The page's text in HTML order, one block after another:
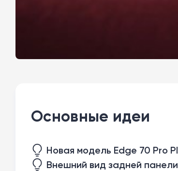
Основные идеи
Новая модель Edge 70 Pro
Внешний вид задней